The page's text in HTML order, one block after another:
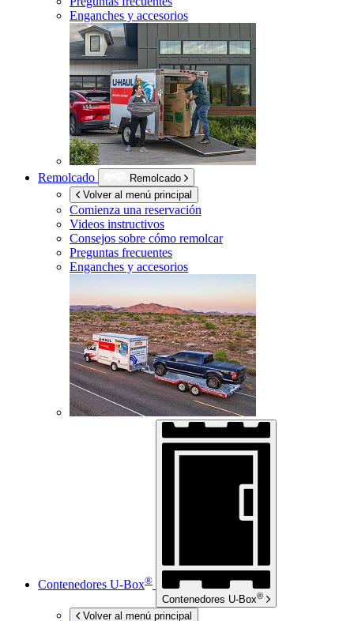
Enganches y accesorios
Remolcado
Remolcado
Volver al menú principal
Comienza una reservación
Videos instructivos
Consejos sobre cómo remolcar
Preguntas frecuentes
Enganches y accesorios
Contenedores U-Box®
Contenedores U-Box®
Volver al menú principal